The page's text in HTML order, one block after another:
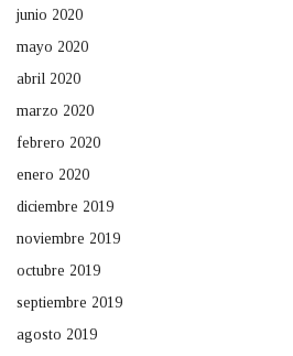
junio 2020
mayo 2020
abril 2020
marzo 2020
febrero 2020
enero 2020
diciembre 2019
noviembre 2019
octubre 2019
septiembre 2019
agosto 2019